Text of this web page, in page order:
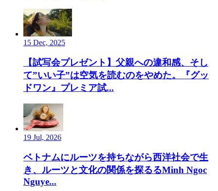
15 Dec, 2025
【試写会プレゼント】父親への違和感、そし
て”いい子”は空気を読むのをやめた。『グッ
ドワン』プレミア試...
19 Jul, 2026
ベトナムにルーツを持ちながら西洋社会で生
き、ルーツと文化の関係を探るるMinh Ngoc
Nguye...